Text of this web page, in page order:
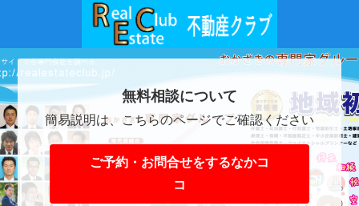
無料相談について
簡易説明は、こちらのページでご確認ください
ご予約・お問合せをするなかコ
コ